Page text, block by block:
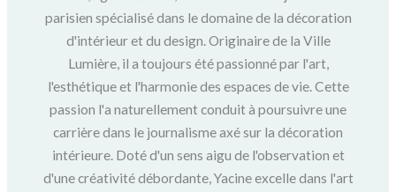
parisien spécialisé dans le domaine de la décoration
d'intérieur et du design. Originaire de la Ville
Lumière, il a toujours été passionné par l'art,
l'esthétique et l'harmonie des espaces de vie. Cette
passion l'a naturellement conduit à poursuivre une
carrière dans le journalisme axé sur la décoration
intérieure. Doté d'un sens aigu de l'observation et
d'une créativité débordante, Yacine excelle dans l'art